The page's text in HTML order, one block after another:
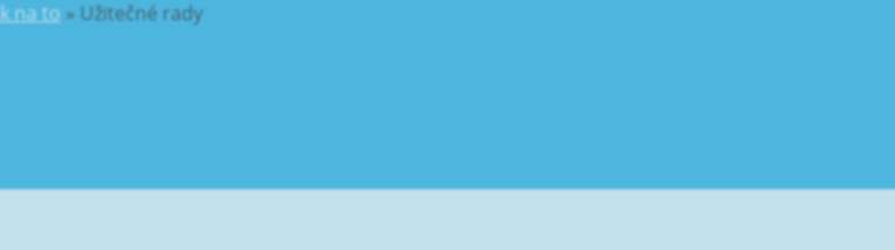
na to»Užitečné rady